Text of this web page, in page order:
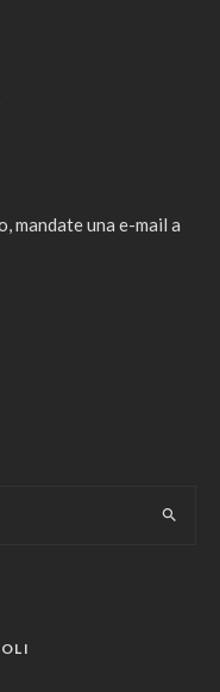
mandate una e-mail a